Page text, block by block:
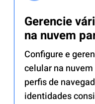
Gerencie
na nuvem
Configure e
celular na
perfis de
identidades